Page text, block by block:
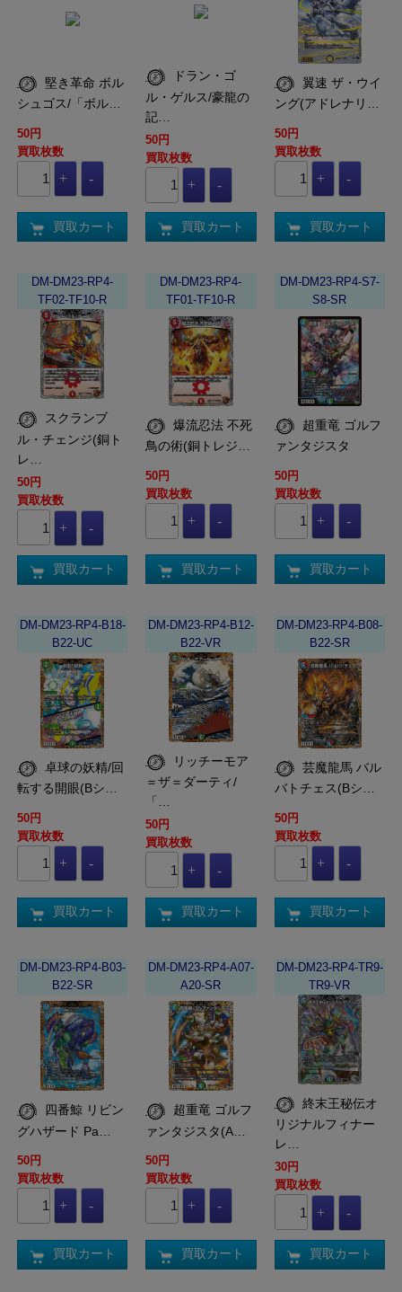
シュゴス/「ボル…
50円
買取枚数
買取カート
ル・ゲルス/豪龍の
記…
50円
買取枚数
買取カート
ング(アドレナリ…
50円
買取枚数
買取カート
DM-DM23-RP4-
TF02-TF10-R
ル・チェンジ(銅ト
レ…
50円
買取枚数
買取カート
DM-DM23-RP4-
TF01-TF10-R
爆流忍法 不死
鳥の術(銅トレジ…
50円
買取枚数
買取カート
DM-DM23-RP4-S7-
S8-SR
ァンタジスタ
50円
買取枚数
買取カート
DM-DM23-RP4-B18-
B22-UC
転する開眼(Bシ…
50円
買取枚数
買取カート
DM-DM23-RP4-B12-
B22-VR
＝ザ＝ダーティ/
「…
50円
買取枚数
買取カート
DM-DM23-RP4-B08-
B22-SR
バトチェス(Bシ…
50円
買取枚数
買取カート
DM-DM23-RP4-B03-
B22-SR
グハザード Pa…
50円
買取枚数
買取カート
DM-DM23-RP4-A07-
A20-SR
ァンタジスタ(A…
50円
買取枚数
買取カート
DM-DM23-RP4-TR9-
TR9-VR
リジナルフィナー
レ…
30円
買取枚数
買取カート